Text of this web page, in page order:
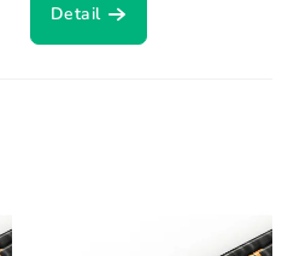
Detail